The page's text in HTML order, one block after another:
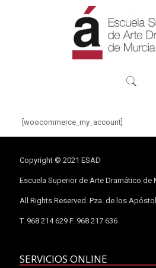
[woocommerce_my_account]
Copyright © 2021 ESAD
Escuela Superior de Arte Dramático de
All Rights Reserved. Pza. de los
T. 968 214 629 F. 968 217 636
SERVICIOS ONLINE